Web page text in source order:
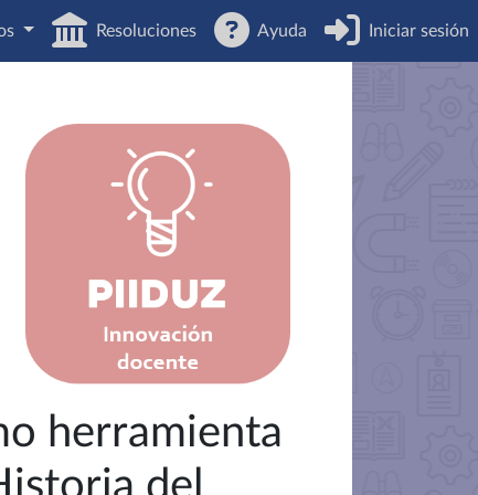
Resoluciones Ayuda Iniciar sesión
herramienta
del